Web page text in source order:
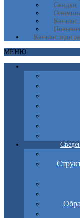
Скидки
Каталог
Каталог
МЕНЮ